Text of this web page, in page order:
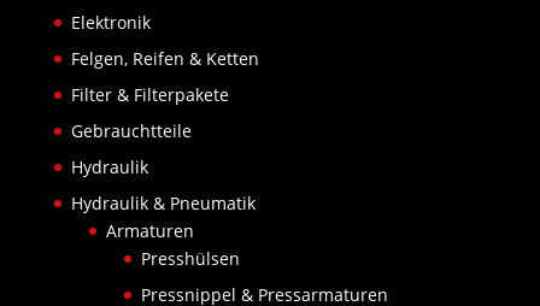
Elektronik
Felgen, Reifen & Ketten
Filter & Filterpakete
Gebrauchtteile
Hydraulik
Hydraulik & Pneumatik
Armaturen
Presshülsen
Pressnippel & Pressarmaturen